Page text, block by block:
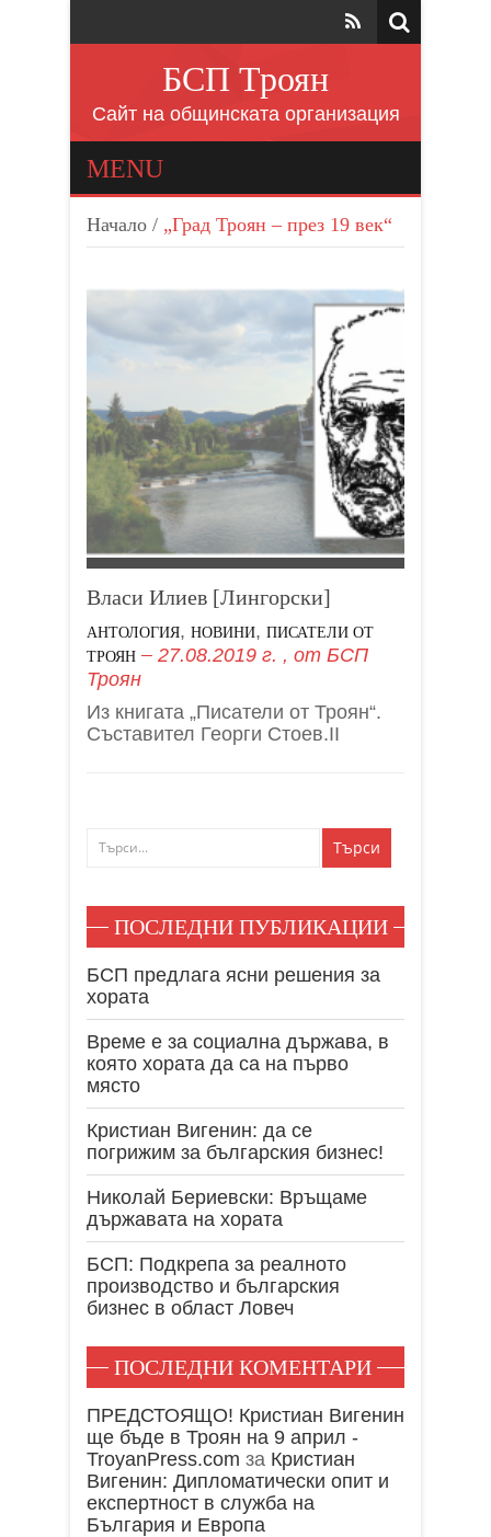
БСП Троян
Сайт на общинската организация
MENU
Начало / „Град Троян – през 19 век“
Власи Илиев [Лингорски]
АНТОЛОГИЯ, НОВИНИ, ПИСАТЕЛИ ОТ
ТРОЯН
27.08.2019 г. , от БСП
Троян
Из книгата „Писатели от Троян“.
Съставител Георги Стоев.II
ПОСЛЕДНИ ПУБЛИКАЦИИ
БСП предлага ясни решения за
хората
Време е за социална държава, в
която хората да са на първо
място
Кристиан Вигенин: да се
погрижим за българския бизнес!
Николай Бериевски: Връщаме
държавата на хората
БСП: Подкрепа за реалното
производство и българския
бизнес в област Ловеч
ПОСЛЕДНИ КОМЕНТАРИ
ПРЕДСТОЯЩО! Кристиан Вигенин
ще бъде в Троян на 9 април -
TroyanPress.com за Кристиан
Вигенин: Дипломатически опит и
експертност в служба на
България и Европа